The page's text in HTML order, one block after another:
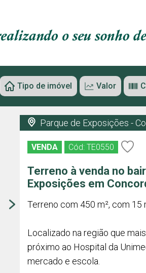
Tipo de imóvel Valor
Parque de Exposições -
VENDA Cód: TE0550
Terreno à venda no
Exposições em
Terreno com 450 m², com 15
Localizado na região que
próximo ao Hospital da
mercado e escola.